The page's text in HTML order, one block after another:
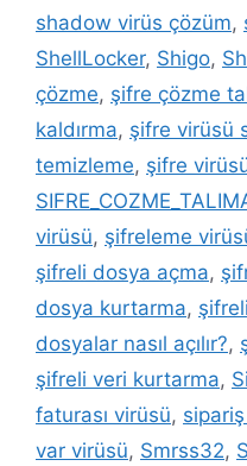
shadow virüs çözüm,
ShellLocker, Shigo,
çözme, şifre çözme
kaldırma, şifre virüsü
temizleme, şifre
virüsü, şifreleme
şifreli dosya açma,
dosya kurtarma,
dosyalar nasıl açılır?,
şifreli veri kurtarma,
faturası virüsü,
var virüsü, Smrss32,